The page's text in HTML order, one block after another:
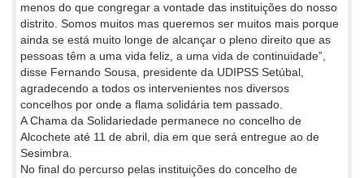
menos do que congregar a vontade das instituições do nosso
distrito. Somos muitos mas queremos ser muitos mais porque
ainda se está muito longe de alcançar o pleno direito que as
pessoas têm a uma vida feliz, a uma vida de continuidade”,
disse Fernando Sousa, presidente da UDIPSS Setúbal,
agradecendo a todos os intervenientes nos diversos
concelhos por onde a flama solidária tem passado.
A Chama da Solidariedade permanece no concelho de
Alcochete até 11 de abril, dia em que será entregue ao de
Sesimbra.
No final do percurso pelas instituições do concelho de